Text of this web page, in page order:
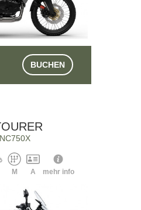
BUCHEN
M A mehr info